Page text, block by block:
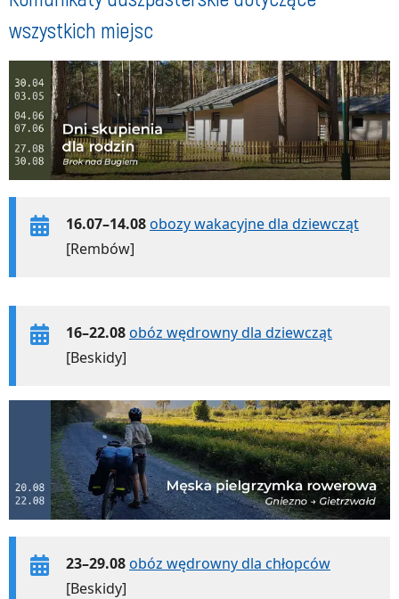
wszystkich miejsc
16.07–14.08obozy wakacyjne dla dziewcząt
[Rembów]
16–22.08obóz wędrowny dla dziewcząt
[Beskidy]
23–29.08obóz wędrowny dla chłopców
[Beskidy]